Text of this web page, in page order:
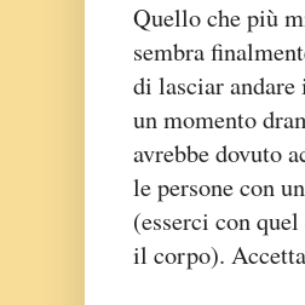
Quello che più
sembra
di lasciar
un momento
avrebbe dovuto
le persone con
(esserci con
il corpo).